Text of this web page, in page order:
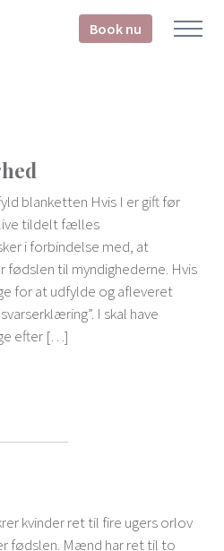
Book nu
blanketten Hvis I er gift før
tildelt fælles
i forbindelse med, at
til myndighederne. Hvis
for at udfylde og afleveret
I skal have
efter […]
kvinder ret til fire ugers orlov
fødslen. Mænd har ret til to